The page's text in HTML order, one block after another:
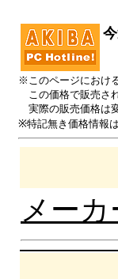
※このページにおけ
この価格で販売さ
実際の販売価格は
※特記無き価格情報
メー